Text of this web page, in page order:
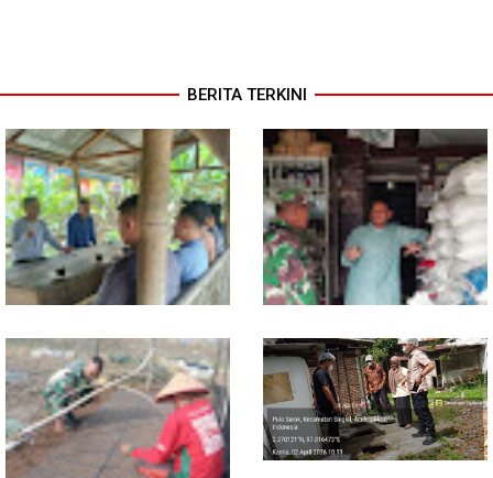
BERITA TERKINI
Sambil Ngopi, Plh. Pasiter
Kodim 0118/Subulussalam
Beri Motivasi Pemuda Calon
Peserta Seleksi Komcad
Lewat Komsos, Babinsa
Rundeng Pantau Stok dan
Harga Pupuk